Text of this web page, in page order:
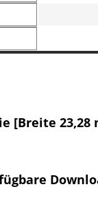
[Breite 23,28